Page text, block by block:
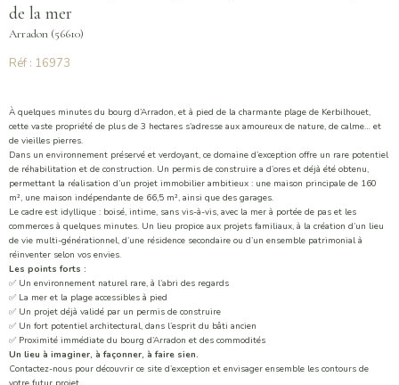
de la mer
Arradon (56610)
Réf : 16973
À quelques minutes du bourg d’Arradon, et à pied de la charmante plage de Kerbilhouet,
cette vaste propriété de plus de 3 hectares s’adresse aux amoureux de nature, de calme… et
de vieilles pierres.
Dans un environnement préservé et verdoyant, ce domaine d’exception offre un rare potentiel
de réhabilitation et de construction. Un permis de construire a d’ores et déjà été obtenu,
permettant la réalisation d’un projet immobilier ambitieux : une maison principale de 160
m², une maison indépendante de 66,5 m², ainsi que des garages.
Le cadre est idyllique : boisé, intime, sans vis-à-vis, avec la mer à portée de pas et les
commerces à quelques minutes. Un lieu propice aux projets familiaux, à la création d’un lieu
de vie multi-générationnel, d’une résidence secondaire ou d’un ensemble patrimonial à
réinventer selon vos envies.
Les points forts :
✅ Un environnement naturel rare, à l’abri des regards
✅ La mer et la plage accessibles à pied
✅ Un projet déjà validé par un permis de construire
✅ Un fort potentiel architectural, dans l’esprit du bâti ancien
✅ Proximité immédiate du bourg d’Arradon et des commodités
Un lieu à imaginer, à façonner, à faire sien.
Contactez-nous pour découvrir ce site d’exception et envisager ensemble les contours de